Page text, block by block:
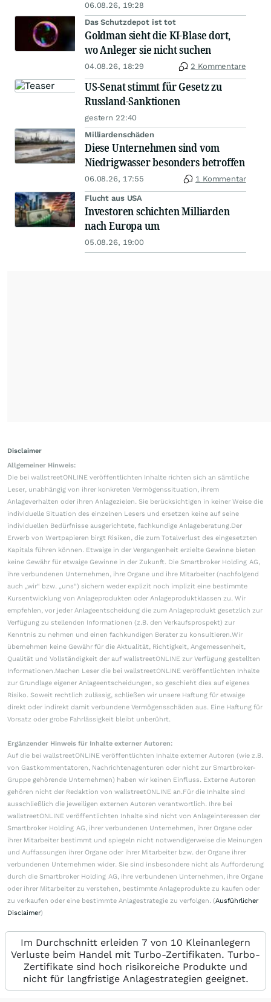
06.08.26, 19:28
Das Schutzdepot ist tot
Goldman sieht die KI-Blase dort,
wo Anleger sie nicht suchen
04.08.26, 18:29 2 Kommentare
US-Senat stimmt für Gesetz zu
Russland-Sanktionen
gestern 22:40
Milliardenschäden
Diese Unternehmen sind vom
Niedrigwasser besonders betroffen
06.08.26, 17:55 1 Kommentar
Flucht aus USA
Investoren schichten Milliarden
nach Europa um
05.08.26, 19:00
Disclaimer
Allgemeiner Hinweis:
Die bei wallstreetONLINE veröffentlichten Inhalte richten sich an sämtliche
Leser, unabhängig von ihrer konkreten Vermögenssituation, ihrem
Anlageverhalten oder ihren Anlagezielen. Sie berücksichtigen in keiner Weise die
individuelle Situation des einzelnen Lesers und ersetzen keine auf seine
individuellen Bedürfnisse ausgerichtete, fachkundige Anlageberatung.Der
Erwerb von Wertpapieren birgt Risiken, die zum Totalverlust des eingesetzten
Kapitals führen können. Etwaige in der Vergangenheit erzielte Gewinne bieten
keine Gewähr für etwaige Gewinne in der Zukunft. Die Smartbroker Holding AG,
ihre verbundenen Unternehmen, ihre Organe und ihre Mitarbeiter (nachfolgend
auch „wir“ bzw. „uns“) sichern weder explizit noch implizit eine bestimmte
Kursentwicklung von Anlageprodukten oder Anlageproduktklassen zu. Wir
empfehlen, vor jeder Anlageentscheidung die zum Anlageprodukt gesetzlich zur
Verfügung zu stellenden Informationen (z.B. den Verkaufsprospekt) zur
Kenntnis zu nehmen und einen fachkundigen Berater zu konsultieren.Wir
übernehmen keine Gewähr für die Aktualität, Richtigkeit, Angemessenheit,
Qualität und Vollständigkeit der auf wallstreetONLINE zur Verfügung gestellten
Informationen.Machen Leser die bei wallstreetONLINE veröffentlichten Inhalte
zur Grundlage eigener Anlageentscheidungen, so geschieht dies auf eigenes
Risiko. Soweit rechtlich zulässig, schließen wir unsere Haftung für etwaige
direkt oder indirekt damit verbundene Vermögensschäden aus. Eine Haftung für
Vorsatz oder grobe Fahrlässigkeit bleibt unberührt.
Ergänzender Hinweis für Inhalte externer Autoren:
Auf die bei wallstreetONLINE veröffentlichten Inhalte externer Autoren (wie z.B.
von Gastkommentatoren, Nachrichtenagenturen oder nicht zur Smartbroker-
Gruppe gehörende Unternehmen) haben wir keinen Einfluss. Externe Autoren
gehören nicht der Redaktion von wallstreetONLINE an.Für die Inhalte sind
ausschließlich die jeweiligen externen Autoren verantwortlich. Ihre bei
wallstreetONLINE veröffentlichten Inhalte sind nicht von Anlageinteressen der
Smartbroker Holding AG, ihrer verbundenen Unternehmen, ihrer Organe oder
ihrer Mitarbeiter bestimmt und spiegeln nicht notwendigerweise die Meinungen
und Auffassungen ihrer Organe oder ihrer Mitarbeiter bzw. der Organe ihrer
verbundenen Unternehmen wider. Sie sind insbesondere nicht als Aufforderung
durch die Smartbroker Holding AG, ihre verbundenen Unternehmen, ihre Organe
oder ihrer Mitarbeiter zu verstehen, bestimmte Anlageprodukte zu kaufen oder
zu verkaufen oder eine bestimmte Anlagestrategie zu verfolgen. (Ausführlicher
Disclaimer)
Im Durchschnitt erleiden 7 von 10 Kleinanlegern
Verluste beim Handel mit Turbo-Zertifikaten. Turbo-
Zertifikate sind hoch risikoreiche Produkte und
nicht für langfristige Anlagestrategien geeignet.